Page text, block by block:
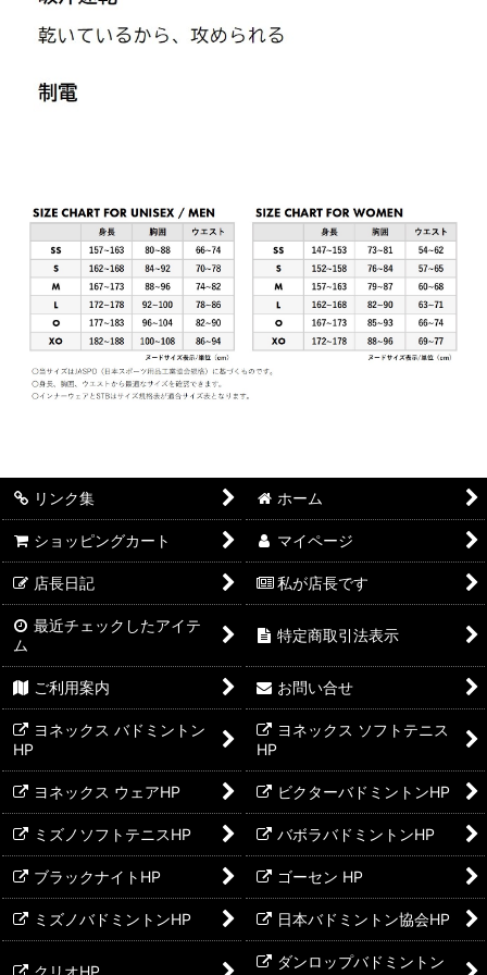
リンク集 ホーム
ショッピングカート マイページ
店長日記 私が店長です
最近チェックしたアイテ
ム
特定商取引法表示
ご利用案内 お問い合せ
ヨネックス バドミントン
HP
ヨネックス ソフトテニス
HP
ヨネックス ウェアHP ビクターバドミントンHP
ミズノソフトテニスHP バボラバドミントンHP
ブラックナイトHP ゴーセン HP
ミズノバドミントンHP 日本バドミントン協会HP
クリオHP
ダンロップバドミントン